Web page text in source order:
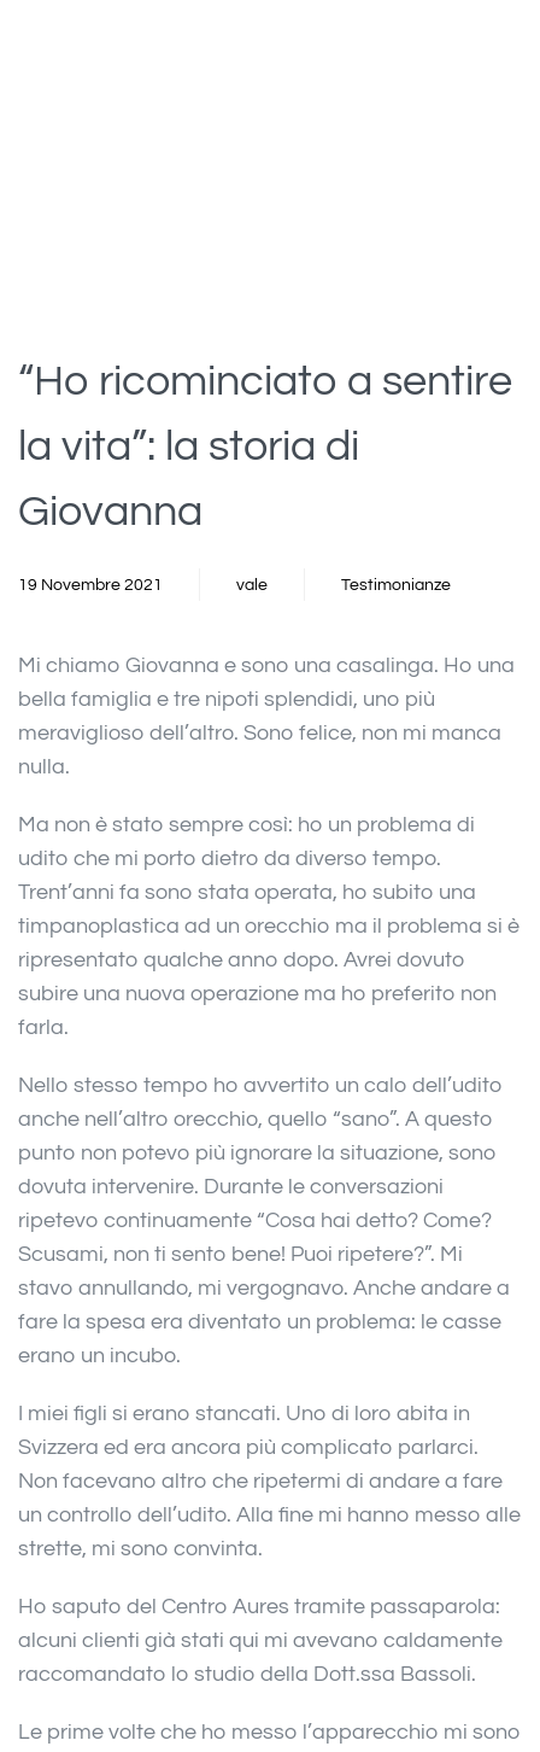
“Ho ricominciato a sentire
la vita”: la storia di
Giovanna
19 Novembre 2021 vale Testimonianze
Mi chiamo Giovanna e sono una casalinga. Ho una
bella famiglia e tre nipoti splendidi, uno più
meraviglioso dell’altro. Sono felice, non mi manca
nulla.
Ma non è stato sempre così: ho un problema di
udito che mi porto dietro da diverso tempo.
Trent’anni fa sono stata operata, ho subito una
timpanoplastica ad un orecchio ma il problema si è
ripresentato qualche anno dopo. Avrei dovuto
subire una nuova operazione ma ho preferito non
farla.
Nello stesso tempo ho avvertito un calo dell’udito
anche nell’altro orecchio, quello “sano”. A questo
punto non potevo più ignorare la situazione, sono
dovuta intervenire. Durante le conversazioni
ripetevo continuamente “Cosa hai detto? Come?
Scusami, non ti sento bene! Puoi ripetere?”. Mi
stavo annullando, mi vergognavo. Anche andare a
fare la spesa era diventato un problema: le casse
erano un incubo.
I miei figli si erano stancati. Uno di loro abita in
Svizzera ed era ancora più complicato parlarci.
Non facevano altro che ripetermi di andare a fare
un controllo dell’udito. Alla fine mi hanno messo alle
strette, mi sono convinta.
Ho saputo del Centro Aures tramite passaparola:
alcuni clienti già stati qui mi avevano caldamente
raccomandato lo studio della Dott.ssa Bassoli.
Le prime volte che ho messo l’apparecchio mi sono